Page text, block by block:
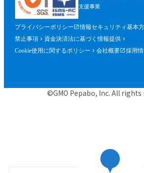
支援事業
プライバシーポリシー 情報セキュリティ基本
禁止事項
資金決済法に基づく情報提供
Cookie使用に関するポリシー
会社概要 採用
©GMO Pepabo, Inc. All rights